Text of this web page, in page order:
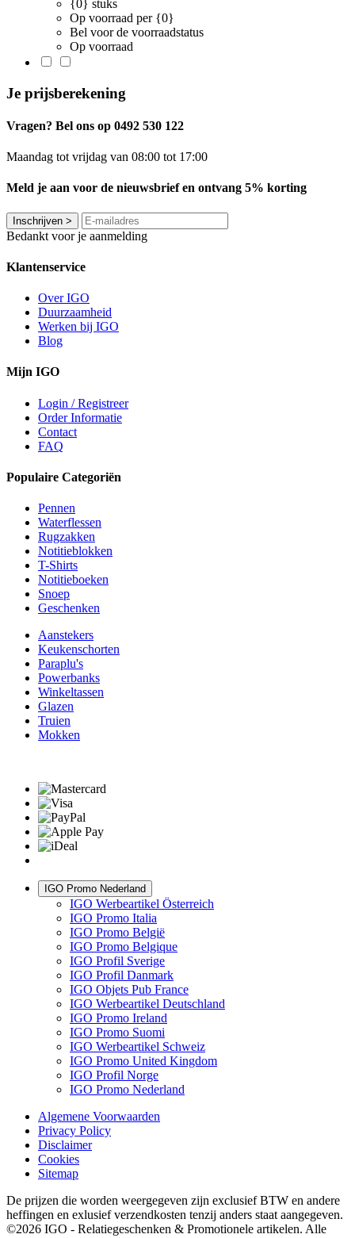
{0} stuks
Op voorraad per {0}
Bel voor de voorraadstatus
Op voorraad
Je prijsberekening
Vragen? Bel ons op 0492 530 122
Maandag tot vrijdag van 08:00 tot 17:00
Meld je aan voor de nieuwsbrief en ontvang 5% korting
Inschrijven >
Bedankt voor je aanmelding
Klantenservice
Over IGO
Duurzaamheid
Werken bij IGO
Blog
Mijn IGO
Login / Registreer
Order Informatie
Contact
FAQ
Populaire Categoriën
Pennen
Waterflessen
Rugzakken
Notitieblokken
T-Shirts
Notitieboeken
Snoep
Geschenken
Aanstekers
Keukenschorten
Paraplu's
Powerbanks
Winkeltassen
Glazen
Truien
Mokken
IGO Promo Nederland
IGO Werbeartikel Österreich
IGO Promo Italia
IGO Promo België
IGO Promo Belgique
IGO Profil Sverige
IGO Profil Danmark
IGO Objets Pub France
IGO Werbeartikel Deutschland
IGO Promo Ireland
IGO Promo Suomi
IGO Werbeartikel Schweiz
IGO Promo United Kingdom
IGO Profil Norge
IGO Promo Nederland
Algemene Voorwaarden
Privacy Policy
Disclaimer
Cookies
Sitemap
De prijzen die worden weergegeven zijn exclusief BTW en andere
heffingen en exlusief verzendkosten tenzij anders staat aangegeven.
©2026 IGO - Relatiegeschenken & Promotionele artikelen. Alle